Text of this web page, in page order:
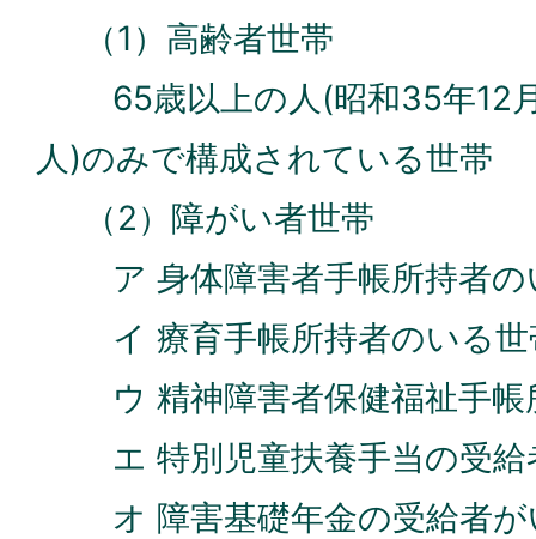
（1）高齢者世帯
65歳以上の人(昭和35年12
人)のみで構成されている世帯
（2）障がい者世帯
ア 身体障害者手帳所持者の
イ 療育手帳所持者のいる世
ウ 精神障害者保健福祉手帳
エ 特別児童扶養手当の受給
オ 障害基礎年金の受給者が